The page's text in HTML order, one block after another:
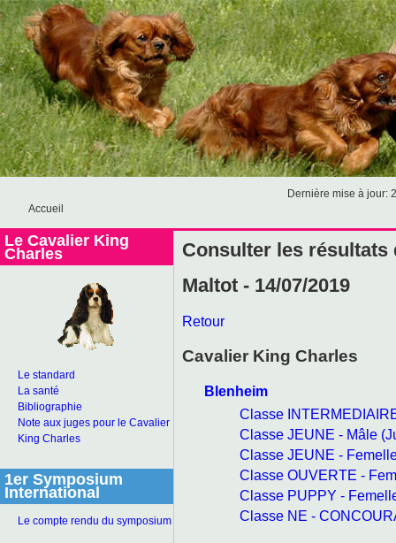
Accueil
Dernière mise à jour:
Le Cavalier King
Charles
Le standard
La santé
Bibliographie
Note aux juges pour le Cavalier
King Charles
1er Symposium
International
Le compte rendu du symposium
Consulter les résultats
Maltot - 14/07/2019
Retour
Cavalier King Charles
Blenheim
Classe
Classe JEUNE - Mâle
Classe JEUNE -
Classe OUVERTE -
Classe PUPPY -
Classe NE -